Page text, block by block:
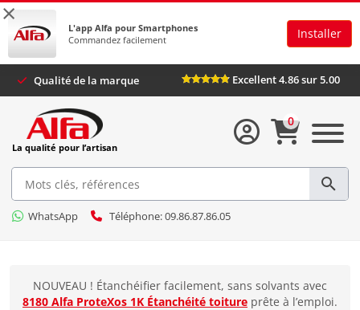
×
L'app Alfa pour Smartphones
Commandez facilement
Installer
Qualité de la marque Excellent 4.86 sur 5.00
La qualité pour l’artisan
WhatsApp Téléphone: 09.86.87.86.05
0
NOUVEAU ! Étanchéifier facilement, sans solvants avec
8180 Alfa ProteXos 1K Étanchéité toiture prête à l’emploi.